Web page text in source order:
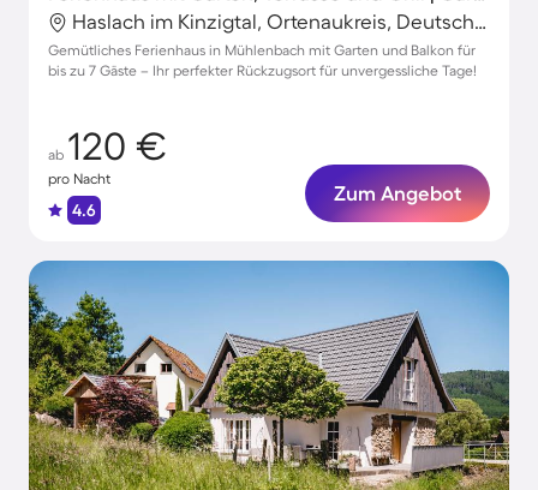
Haslach im Kinzigtal, Ortenaukreis, Deutschland
Gemütliches Ferienhaus in Mühlenbach mit Garten und Balkon für
bis zu 7 Gäste – Ihr perfekter Rückzugsort für unvergessliche Tage!
ab 120 €
pro Nacht
4.6
Zum Angebot